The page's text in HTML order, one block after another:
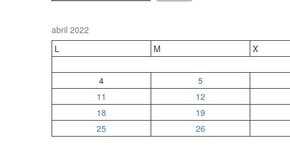
abril 2022
L
M X
4
5
11
12
18
19
25
26